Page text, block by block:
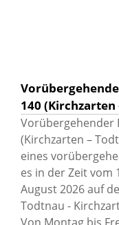
140
Vorübergehender
(Kirchzarten –
eines
es in der Zeit vom
August 2026 auf
Todtnau -